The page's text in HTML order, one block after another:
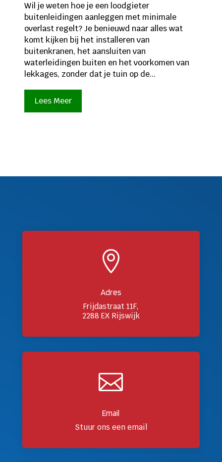
Wil je weten hoe je een loodgieter
buitenleidingen aanleggen met minimale
overlast regelt? Je benieuwd naar alles wat
komt kijken bij het installeren van
buitenkranen, het aansluiten van
waterleidingen buiten en het voorkomen van
lekkages, zonder dat je tuin op de...
Lees Meer

Adres
Frijdastraat 11F,
2288 EX Rijswijk

Email
Stuur ons een email